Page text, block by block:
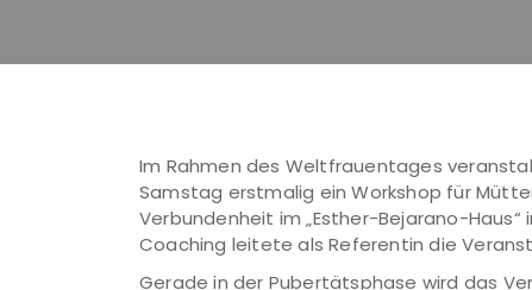
Im Rahmen des Weltfrauentages
Samstag erstmalig ein Workshop für
Verbundenheit im „Esther-Bejarano-
Coaching leitete als Referentin die
Gerade in der Pubertätsphase wird das